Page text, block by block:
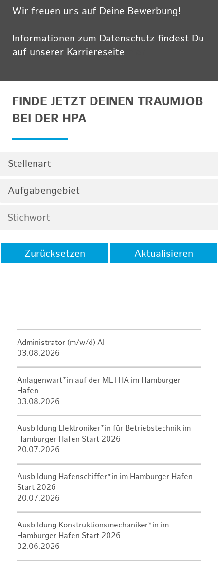
Wir freuen uns auf Deine Bewerbung!
Informationen zum Datenschutz findest Du
auf unserer Karriereseite
FINDE JETZT DEINEN TRAUMJOB
BEI DER HPA
Stellenart
Aufgabengebiet
Zurücksetzen Aktualisieren
Administrator (m/w/d) AI
03.08.2026
Anlagenwart*in auf der METHA im Hamburger
Hafen
03.08.2026
Ausbildung Elektroniker*in für Betriebstechnik im
Hamburger Hafen Start 2026
20.07.2026
Ausbildung Hafenschiffer*in im Hamburger Hafen
Start 2026
20.07.2026
Ausbildung Konstruktionsmechaniker*in im
Hamburger Hafen Start 2026
02.06.2026